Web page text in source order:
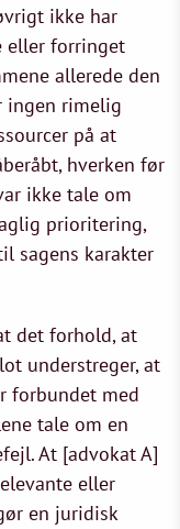
ikke har
eller forringet
allerede den
ingen rimelig
på at
hverken før
ikke tale om
prioritering,
sagens karakter
det forhold, at
understreger, at
forbundet med
tale om en
At [advokat A]
eller
en juridisk